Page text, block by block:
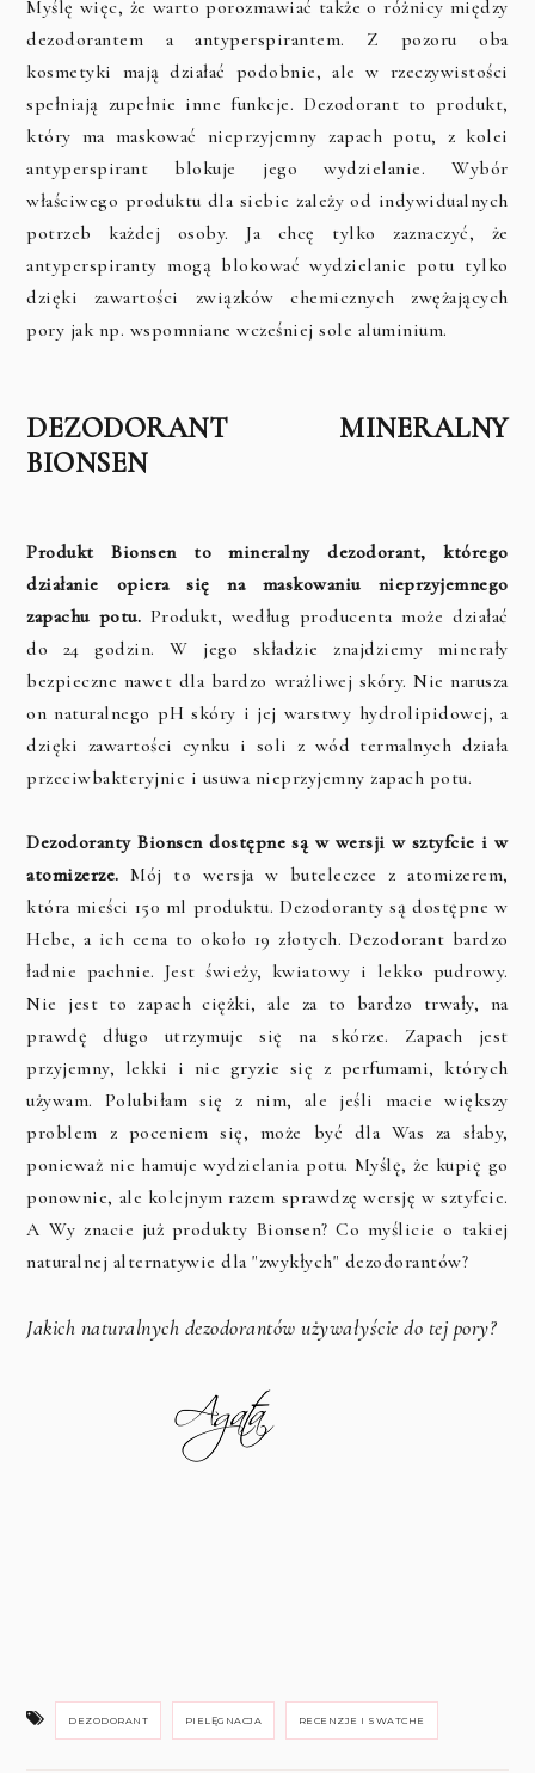
Myślę więc, że warto porozmawiać także o różnicy między
dezodorantem a antyperspirantem. Z pozoru oba
kosmetyki mają działać podobnie, ale w rzeczywistości
spełniają zupełnie inne funkcje. Dezodorant to produkt,
który ma maskować nieprzyjemny zapach potu, z kolei
antyperspirant blokuje jego wydzielanie. Wybór
właściwego produktu dla siebie zależy od indywidualnych
potrzeb każdej osoby. Ja chcę tylko zaznaczyć, że
antyperspiranty mogą blokować wydzielanie potu tylko
dzięki zawartości związków chemicznych zwężających
pory jak np. wspomniane wcześniej sole aluminium.
DEZODORANT MINERALNY
BIONSEN
Produkt Bionsen to mineralny dezodorant, którego
działanie opiera się na maskowaniu nieprzyjemnego
zapachu potu. Produkt, według producenta może działać
do 24 godzin. W jego składzie znajdziemy minerały
bezpieczne nawet dla bardzo wrażliwej skóry. Nie narusza
on naturalnego pH skóry i jej warstwy hydrolipidowej, a
dzięki zawartości cynku i soli z wód termalnych działa
przeciwbakteryjnie i usuwa nieprzyjemny zapach potu.
Dezodoranty Bionsen dostępne są w wersji w sztyfcie i w
atomizerze.Mój to wersja w buteleczce z atomizerem,
która mieści 150 ml produktu. Dezodoranty są dostępne w
Hebe, a ich cena to około 19 złotych. Dezodorant bardzo
ładnie pachnie. Jest świeży, kwiatowy i lekko pudrowy.
Nie jest to zapach ciężki, ale za to bardzo trwały, na
prawdę długo utrzymuje się na skórze. Zapach jest
przyjemny, lekki i nie gryzie się z perfumami, których
używam. Polubiłam się z nim, ale jeśli macie większy
problem z poceniem się, może być dla Was za słaby,
ponieważ nie hamuje wydzielania potu. Myślę, że kupię go
ponownie, ale kolejnym razem sprawdzę wersję w sztyfcie.
A Wy znacie już produkty Bionsen? Co myślicie o takiej
naturalnej alternatywie dla "zwykłych" dezodorantów?
Jakich naturalnych dezodorantów używałyście do tej pory?
DEZODORANT PIELĘGNACJA RECENZJE I SWATCHE